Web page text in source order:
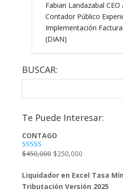
Fabian Landazabal
Contador Público
Implementación
(DIAN)
BUSCAR:
Te Puede Interesar:
CONTAGO
Valorado
$450,000 El
original
era:
$250,000El
actual
es:
Liquidador en Excel Tasa
Tributación Versión 2025